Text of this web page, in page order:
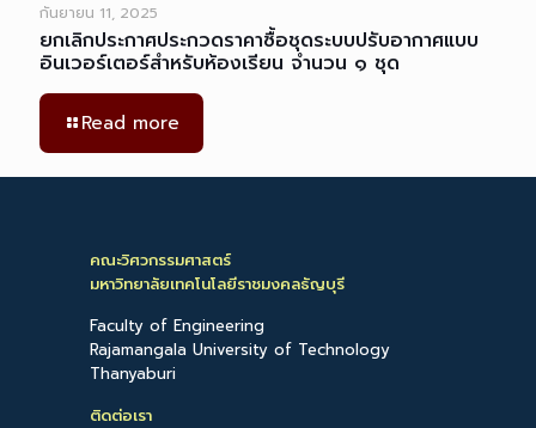
กันยายน 11, 2025
ยกเลิกประกาศประกวดราคาซื้อชุดระบบปรับอากาศแบบ
อินเวอร์เตอร์สำหรับห้องเรียน จำนวน ๑ ชุด
Read more
คณะวิศวกรรมศาสตร์
มหาวิทยาลัยเทคโนโลยีราชมงคลธัญบุรี
Faculty of Engineering
Rajamangala University of Technology
Thanyaburi
ติดต่อเรา